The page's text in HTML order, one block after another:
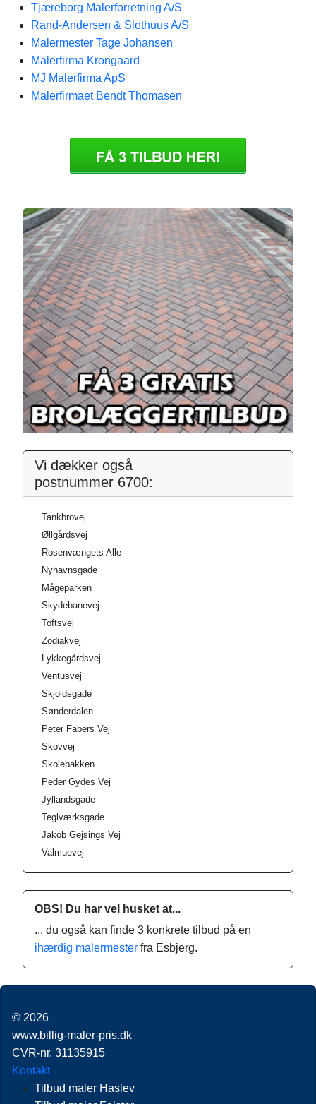
Tjæreborg Malerforretning A/S
Rand-Andersen & Slothuus A/S
Malermester Tage Johansen
Malerfirma Krongaard
MJ Malerfirma ApS
Malerfirmaet Bendt Thomasen
Vi dækker også
postnummer 6700:
Tankbrovej
Øllgårdsvej
Rosenvængets Alle
Nyhavnsgade
Mågeparken
Skydebanevej
Toftsvej
Zodiakvej
Lykkegårdsvej
Ventusvej
Skjoldsgade
Sønderdalen
Peter Fabers Vej
Skovvej
Skolebakken
Peder Gydes Vej
Jyllandsgade
Teglværksgade
Jakob Gejsings Vej
Valmuevej
OBS! Du har vel husket at...
... du også kan finde 3 konkrete tilbud på en
ihærdig malermester fra Esbjerg.
© 2026
www.billig-maler-pris.dk
CVR-nr. 31135915
Kontakt
Tilbud maler Haslev